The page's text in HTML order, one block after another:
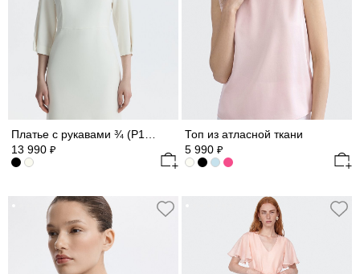
Платье с рукавами ¾ (Р158)
13 990 ₽
Топ из атласной ткани
5 990 ₽